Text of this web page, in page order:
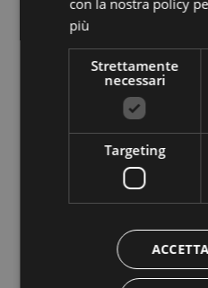
9900 Lienz, Fanny-
SAN LORENZO NELLA VALLE DI
Almwellness-
con la nostra policy
più
Strettamente
necessari
Targeting